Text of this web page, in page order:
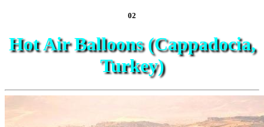
02
Hot Air Balloons (Cappadocia,
Turkey)